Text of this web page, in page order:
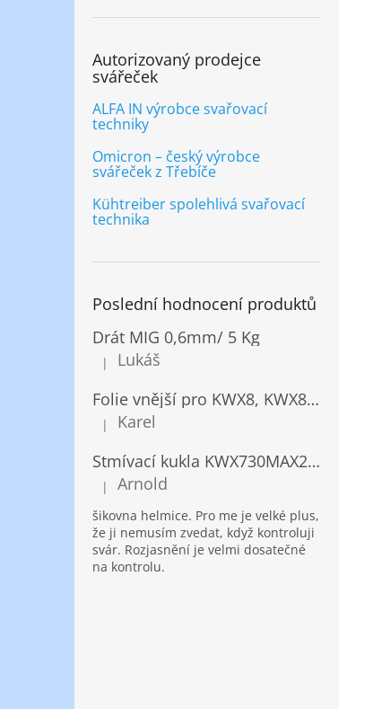
Autorizovaný prodejce
svářeček
ALFA IN výrobce svařovací
techniky
Omicron – český výrobce
svářeček z Třebíče
Kühtreiber spolehlivá svařovací
technika
Poslední hodnocení produktů
Drát MIG 0,6mm/ 5 Kg
Hodnocení produktu je 5 z 5 hvězdiček.
|
Lukáš
Folie vnější pro KWX8, KWX820/ 10ks
Hodnocení produktu je 5 z 5 hvězdiček.
|
Karel
Stmívací kukla KWX730MAX2,5!® + NANOClean
Hodnocení produktu je 5 z 5 hvězdiček.
| Arnold
šikovna helmice. Pro me je velké plus,
že ji nemusím zvedat, když kontroluji
svár. Rozjasnění je velmi dosatečné
na kontrolu.